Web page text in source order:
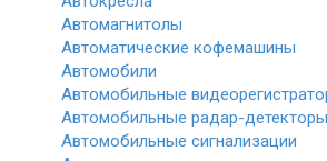
Автомагнитолы
Автоматические кофемашины
Автомобили
Автомобильные
Автомобильные радар-детекторы
Автомобильные сигнализации